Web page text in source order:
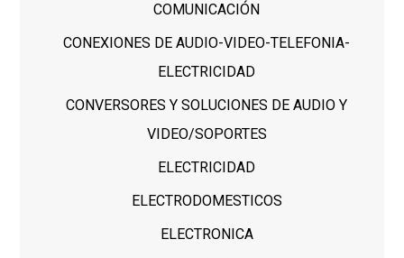
COMUNICACIÓN
CONEXIONES DE AUDIO-VIDEO-TELEFONIA-
ELECTRICIDAD
CONVERSORES Y SOLUCIONES DE AUDIO Y
VIDEO/SOPORTES
ELECTRICIDAD
ELECTRODOMESTICOS
ELECTRONICA